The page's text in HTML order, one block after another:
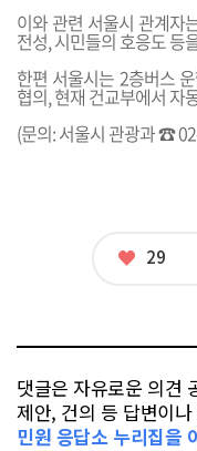
이와 관련 서울시 관계자
전성, 시민들의 호응도 등
한편 서울시는 2층버스
협의, 현재 건교부에서 자
(문의: 서울시 관광과 ☎
좋
29
댓글은 자유로운 의견
제안, 건의 등 답변이
민원 응답소 누리집을